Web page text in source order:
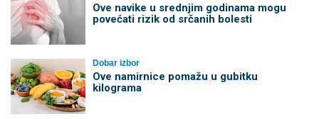
Ove navike u srednjim godinama mogu
povećati rizik od srčanih bolesti
Dobar izbor
Ove namirnice pomažu u gubitku
kilograma